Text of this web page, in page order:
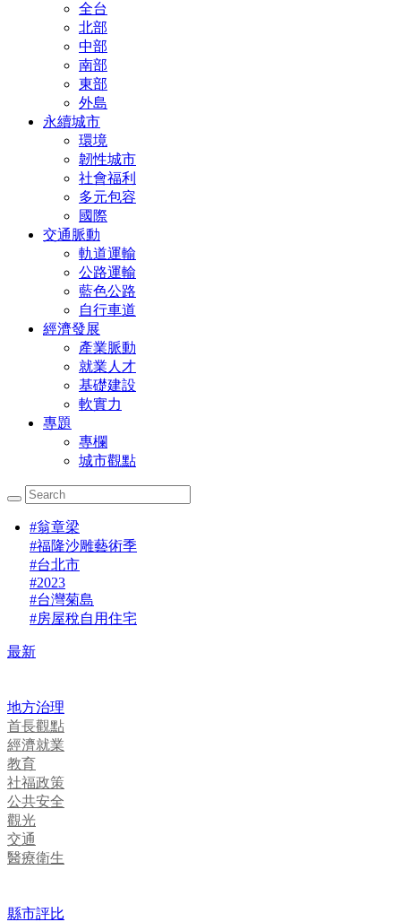
全台
北部
中部
南部
東部
外島
永續城市
環境
韌性城市
社會福利
多元包容
國際
交通脈動
軌道運輸
公路運輸
藍色公路
自行車道
經濟發展
產業脈動
就業人才
基礎建設
軟實力
專題
專欄
城市觀點
#翁章梁
#福隆沙雕藝術季
#台北市
#2023
#台灣菊島
#房屋稅自用住宅
最新
地方治理
首長觀點
經濟就業
教育
社福政策
公共安全
觀光
交通
醫療衛生
縣市評比